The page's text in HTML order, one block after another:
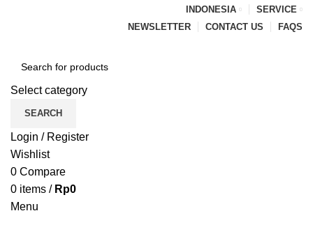
INDONESIA
SERVICE
NEWSLETTER
CONTACT US FAQS
Select category
SEARCH
Login / Register
Wishlist
0 Compare
0 items / Rp0
Menu